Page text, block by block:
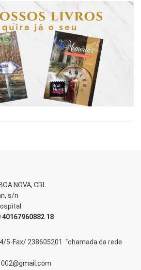
NOVA, CRL
s/n
40167960882 18
Fax/ 238605201 “chamada da rede